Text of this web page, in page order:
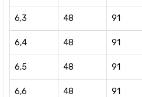
6,3 48 91
6,4 48 91
6,5 48 91
6,6 48 91